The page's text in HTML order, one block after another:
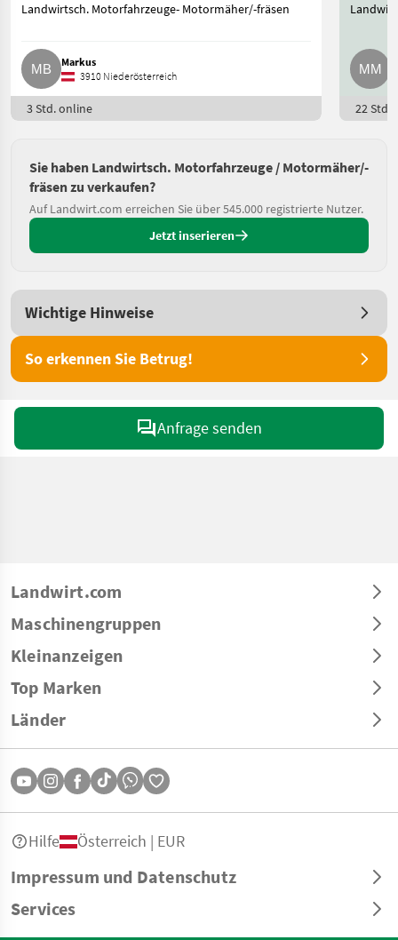
Landwirtsch. Motorfahrzeuge- Motormäher/-fräsen
Markus
3910 Niederösterreich
3 Std. online 22 Std.
Sie haben Landwirtsch. Motorfahrzeuge / Motormäher/-
fräsen zu verkaufen?
Auf Landwirt.com erreichen Sie über 545.000 registrierte Nutzer.
Jetzt inserieren
Wichtige Hinweise
So erkennen Sie Betrug!
Anfrage senden
Landwirt.com
Maschinengruppen
Kleinanzeigen
Top Marken
Länder
Impressum und Datenschutz
Services
Hilfe Österreich | EUR